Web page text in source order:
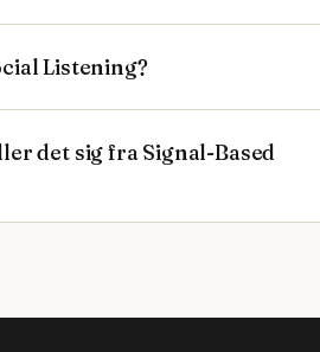
Listening?
det sig fra Signal-Based